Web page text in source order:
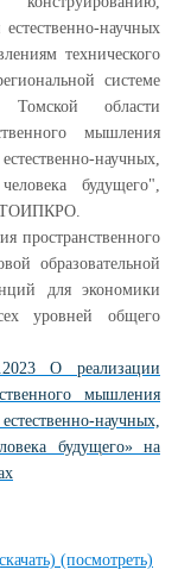
научных
технического
системе
области
мышления
научных,
будущего",
ТОИПКРО.
пространственного
образовательной
для экономики
уровней общего
О реализации
мышления
научных,
будущего» на
(посмотреть)